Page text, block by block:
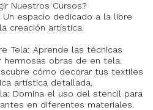
Nuestros Cursos?
Un espacio dedicado a la libre
creación artística.
Tela: Aprende las técnicas
hermosas obras de en tela.
cómo decorar tus textiles
artística detallada.
Domina el uso del stencil para
en diferentes materiales.